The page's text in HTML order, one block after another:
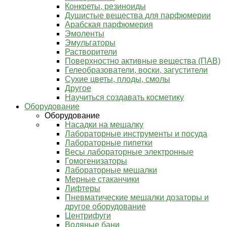
Конкреты, резиноиды
Душистые вещества для парфюмерии
Арабская парфюмерия
Эмоленты
Эмульгаторы
Растворители
Поверхностно активные вещества (ПАВ)
Гелеобразователи, воски, загустители
Сухие цветы, плоды, смолы
Другое
Научиться создавать косметику
Оборудование
Оборудование
Насадки на мешалку
Лабораторные инструменты и посуда
Лабораторные пипетки
Весы лабораторные электронные
Гомогенизаторы
Лабораторные мешалки
Мерные стаканчики
Лифтеры
Пневматические мешалки дозаторы и
другое оборудование
Центрифуги
Водяные бани